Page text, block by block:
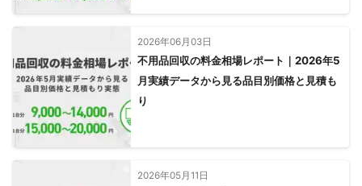
2026年06月03日
不用品回収の料金相場レポート｜2026年5
月実績データから見る品目別価格と見積も
り
2026年05月11日